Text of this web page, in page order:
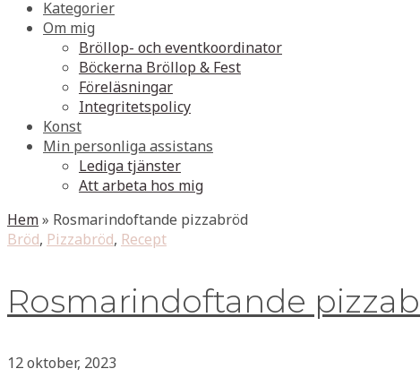
Kategorier
Om mig
Bröllop- och eventkoordinator
Böckerna Bröllop & Fest
Föreläsningar
Integritetspolicy
Konst
Min personliga assistans
Lediga tjänster
Att arbeta hos mig
Hem» Rosmarindoftande pizzabröd
Bröd, Pizzabröd, Recept
Rosmarindoftande
12 oktober, 2023